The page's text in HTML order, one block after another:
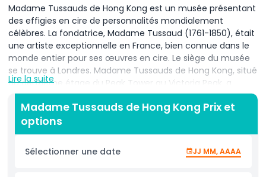
Madame Tussauds de Hong Kong est un musée présentant
des effigies en cire de personnalités mondialement
célèbres. La fondatrice, Madame Tussaud (1761-1850), était
une artiste exceptionnelle en France, bien connue dans le
monde entier pour ses œuvres en cire. Le siège du musée
se trouve à Londres. Madame Tussauds de Hong Kong, situé
au deuxième étage du Peak Tower au Victoria Peak, a
ouvert ses portes au public en 2000. Il s'agit du premier
Madame Tussauds en Asie et il expose 100 statues de cire
de célébrités. Depuis son ouverture, il a attiré l'attention de
nombreux visiteurs. Madame Tussauds de Hong Kong peut
être divisé en plusieurs zones d'exposition que vous pouvez
découvrir lors de votre visite. Les cinq zones d'exposition
Lire la suite
Madame Tussauds de Hong Kong Prix et
options
Sélectionner une date JJ MM, AAAA